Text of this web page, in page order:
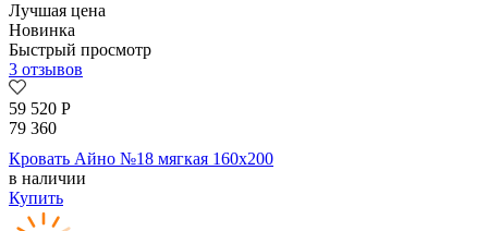
Лучшая цена
Новинка
Быстрый просмотр
3 отзывов
59 520 Р
79 360
Кровать Айно №18 мягкая 160х200
в наличии
Купить